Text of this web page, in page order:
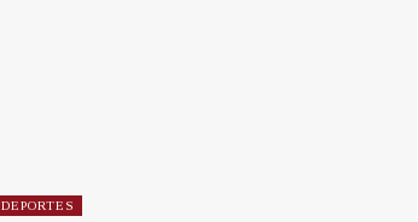
DEPORTES